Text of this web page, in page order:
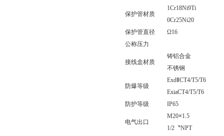
保护管材质
1Cr18Ni9Ti
0Cr25Ni20
保护管直径
Ω16
公称压力
接线盒材质
铸铝合金
不锈钢
防爆等级
Exd CT4/T5/T6
ExiaCT4/T5/T6
防护等级
IP65
电气出口
M20×1.5
1/2 〝NPT